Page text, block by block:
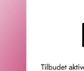
kombinere
Vennligst merk: